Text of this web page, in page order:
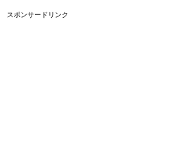
スポンサードリンク